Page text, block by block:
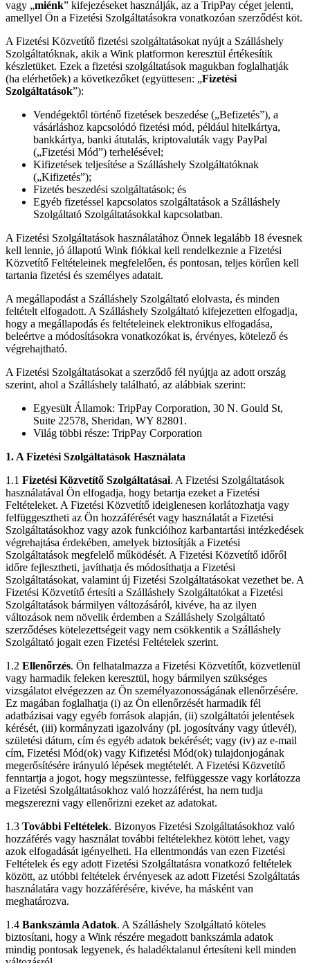
vagy „miénk” kifejezéseket használják, az a TripPay céget jelenti,
amellyel Ön a Fizetési Szolgáltatásokra vonatkozóan szerződést köt.
A Fizetési Közvetítő fizetési szolgáltatásokat nyújt a Szálláshely
Szolgáltatóknak, akik a Wink platformon keresztül értékesítik
készletüket. Ezek a fizetési szolgáltatások magukban foglalhatják
(ha elérhetőek) a következőket (együttesen: „Fizetési
Szolgáltatások”):
Vendégektől történő fizetések beszedése („Befizetés”), a
vásárláshoz kapcsolódó fizetési mód, például hitelkártya,
bankkártya, banki átutalás, kriptovaluták vagy PayPal
(„Fizetési Mód”) terhelésével;
Kifizetések teljesítése a Szálláshely Szolgáltatóknak
(„Kifizetés”);
Fizetés beszedési szolgáltatások; és
Egyéb fizetéssel kapcsolatos szolgáltatások a Szálláshely
Szolgáltató Szolgáltatásokkal kapcsolatban.
A Fizetési Szolgáltatások használatához Önnek legalább 18 évesnek
kell lennie, jó állapotú Wink fiókkal kell rendelkeznie a Fizetési
Közvetítő Feltételeinek megfelelően, és pontosan, teljes körűen kell
tartania fizetési és személyes adatait.
A megállapodást a Szálláshely Szolgáltató elolvasta, és minden
feltételt elfogadott. A Szálláshely Szolgáltató kifejezetten elfogadja,
hogy a megállapodás és feltételeinek elektronikus elfogadása,
beleértve a módosításokra vonatkozókat is, érvényes, kötelező és
végrehajtható.
A Fizetési Szolgáltatásokat a szerződő fél nyújtja az adott ország
szerint, ahol a Szálláshely található, az alábbiak szerint:
Egyesült Államok: TripPay Corporation, 30 N. Gould St,
Suite 22578, Sheridan, WY 82801.
Világ többi része: TripPay Corporation
1. A Fizetési Szolgáltatások Használata
1.1 Fizetési Közvetítő Szolgáltatásai. A Fizetési Szolgáltatások
használatával Ön elfogadja, hogy betartja ezeket a Fizetési
Feltételeket. A Fizetési Közvetítő ideiglenesen korlátozhatja vagy
felfüggesztheti az Ön hozzáférését vagy használatát a Fizetési
Szolgáltatásokhoz vagy azok funkcióihoz karbantartási intézkedések
végrehajtása érdekében, amelyek biztosítják a Fizetési
Szolgáltatások megfelelő működését. A Fizetési Közvetítő időről
időre fejlesztheti, javíthatja és módosíthatja a Fizetési
Szolgáltatásokat, valamint új Fizetési Szolgáltatásokat vezethet be. A
Fizetési Közvetítő értesíti a Szálláshely Szolgáltatókat a Fizetési
Szolgáltatások bármilyen változásáról, kivéve, ha az ilyen
változások nem növelik érdemben a Szálláshely Szolgáltató
szerződéses kötelezettségeit vagy nem csökkentik a Szálláshely
Szolgáltató jogait ezen Fizetési Feltételek szerint.
1.2 Ellenőrzés. Ön felhatalmazza a Fizetési Közvetítőt, közvetlenül
vagy harmadik feleken keresztül, hogy bármilyen szükséges
vizsgálatot elvégezzen az Ön személyazonosságának ellenőrzésére.
Ez magában foglalhatja (i) az Ön ellenőrzését harmadik fél
adatbázisai vagy egyéb források alapján, (ii) szolgáltatói jelentések
kérését, (iii) kormányzati igazolvány (pl. jogosítvány vagy útlevél),
születési dátum, cím és egyéb adatok bekérését; vagy (iv) az e-mail
cím, Fizetési Mód(ok) vagy Kifizetési Mód(ok) tulajdonjogának
megerősítésére irányuló lépések megtételét. A Fizetési Közvetítő
fenntartja a jogot, hogy megszüntesse, felfüggessze vagy korlátozza
a Fizetési Szolgáltatásokhoz való hozzáférést, ha nem tudja
megszerezni vagy ellenőrizni ezeket az adatokat.
1.3 További Feltételek. Bizonyos Fizetési Szolgáltatásokhoz való
hozzáférés vagy használat további feltételekhez kötött lehet, vagy
azok elfogadását igényelheti. Ha ellentmondás van ezen Fizetési
Feltételek és egy adott Fizetési Szolgáltatásra vonatkozó feltételek
között, az utóbbi feltételek érvényesek az adott Fizetési Szolgáltatás
használatára vagy hozzáférésére, kivéve, ha másként van
meghatározva.
1.4 Bankszámla Adatok. A Szálláshely Szolgáltató köteles
biztosítani, hogy a Wink részére megadott bankszámla adatok
mindig pontosak legyenek, és haladéktalanul értesíteni kell minden